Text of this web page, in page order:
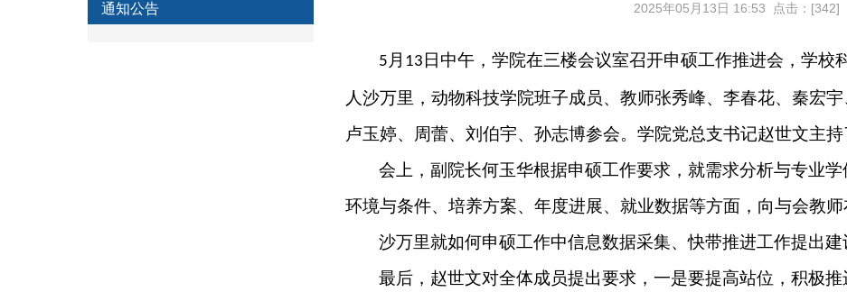
通知公告 2025年05月13日 16:53 点击：[342]
5 月 13 日中午，学院在三楼会议室召开申硕工作推进会，学校
人沙万里，动物科技学院班子成员、教师张秀峰、李春花、秦宏宇
卢玉婷、周蕾、 刘伯宇、孙志博参会。学院党总支书记赵世文主持
会上，副院长何玉华根据申硕工作要求，就需求分析与专业
环境与条件、培养方案、年度进展、就业数据等方面，向与会教师
沙万里就如何申硕工作中信息数据采集、快带推进工作提出建
最后，赵世文对全体成员提出要求，一是要提高站位，积极